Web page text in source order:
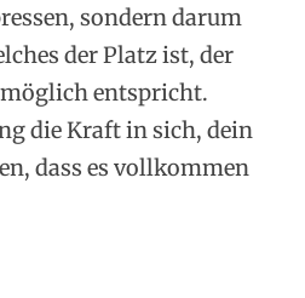
sondern darum
der Platz ist, der
entspricht.
die Kraft in sich, dein
dass es vollkommen